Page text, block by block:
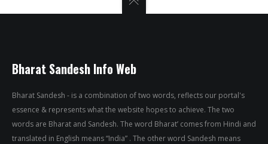
Bharat Sandesh Info Web
Bharat Sandesh - is a combination of two words, reflects our portal's
essence & represents what the website hopes to achieve. The two
words are Bharat and Sandesh. The word Bharat’ comes from Hindi and
translated in English means “India” . The other word Sandesh means